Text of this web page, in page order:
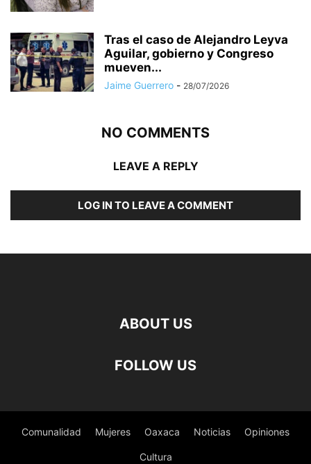
Tras el caso de Alejandro Leyva
Aguilar, gobierno y Congreso
mueven...
Jaime Guerrero - 28/07/2026
NO COMMENTS
LEAVE A REPLY
LOG IN TO LEAVE A COMMENT
ABOUT US
FOLLOW US
Comunalidad Mujeres Oaxaca Noticias Opiniones
Cultura